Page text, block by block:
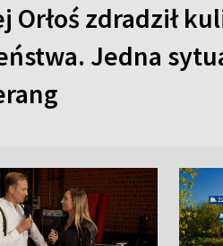
Orłoś zdradził
Jedna